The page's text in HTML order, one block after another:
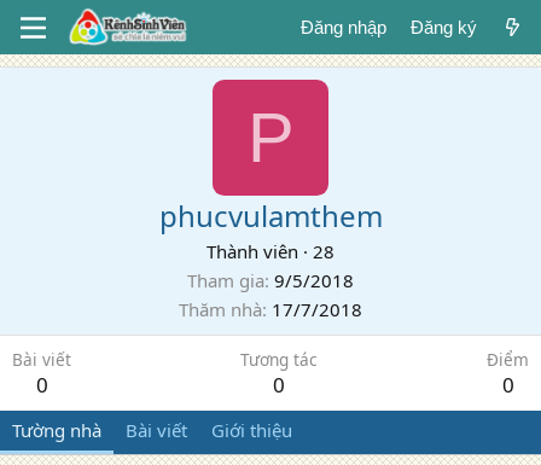
Đăng nhập Đăng ký
P
phucvulamthem
Thành viên · 28
Tham gia 9/5/2018
Thăm nhà 17/7/2018
Bài viết
0
Tương tác
0
Điểm
0
Tường nhà Bài viết Giới thiệu